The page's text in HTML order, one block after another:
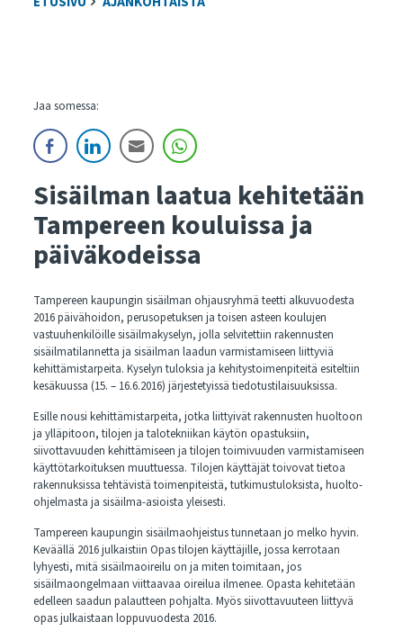
Jaa somessa:
Sisäilman laatua kehitetään
Tampereen kouluissa ja
päiväkodeissa
Tampereen kaupungin sisäilman ohjausryhmä teetti alkuvuodesta
2016 päivähoidon, perusopetuksen ja toisen asteen koulujen
vastuuhenkilöille sisäilmakyselyn, jolla selvitettiin rakennusten
sisäilmatilannetta ja sisäilman laadun varmistamiseen liittyviä
kehittämistarpeita. Kyselyn tuloksia ja kehitystoimenpiteitä esiteltiin
kesäkuussa (15. – 16.6.2016) järjestetyissä tiedotustilaisuuksissa.
Esille nousi kehittämistarpeita, jotka liittyivät rakennusten huoltoon
ja ylläpitoon, tilojen ja talotekniikan käytön opastuksiin,
siivottavuuden kehittämiseen ja tilojen toimivuuden varmistamiseen
käyttötarkoituksen muuttuessa. Tilojen käyttäjät toivovat tietoa
rakennuksissa tehtävistä toimenpiteistä, tutkimustuloksista, huolto-
ohjelmasta ja sisäilma-asioista yleisesti.
Tampereen kaupungin sisäilmaohjeistus tunnetaan jo melko hyvin.
Keväällä 2016 julkaistiin Opas tilojen käyttäjille, jossa kerrotaan
lyhyesti, mitä sisäilmaoireilu on ja miten toimitaan, jos
sisäilmaongelmaan viittaavaa oireilua ilmenee. Opasta kehitetään
edelleen saadun palautteen pohjalta. Myös siivottavuuteen liittyvä
opas julkaistaan loppuvuodesta 2016.